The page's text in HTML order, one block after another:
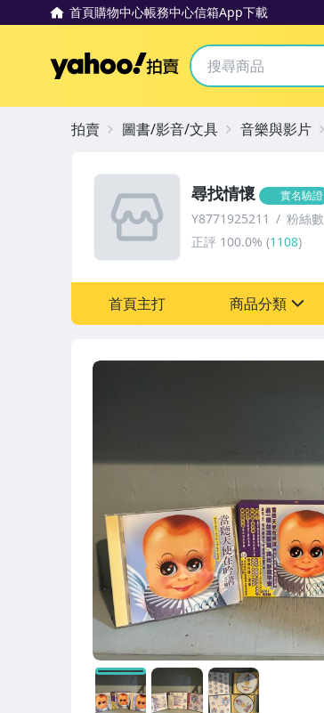
首頁購物中心帳務中心信箱App下載
Yahoo拍賣
尋找情懷 實名驗證
Y8771925211 粉絲數
正評 100.0% (1108)
首頁主打 商品分類
拍賣 圖書/影音/文具 音樂與影片